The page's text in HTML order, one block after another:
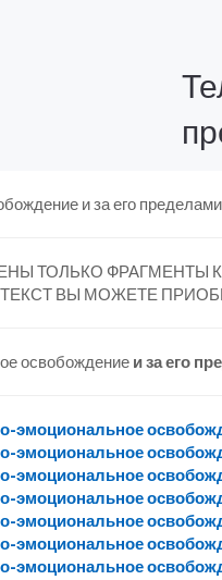
и за его
ТОЛЬКО ФРАГМЕНТЫ
ВЫ МОЖЕТЕ
освобождениеи за его
эмоциональное
эмоциональное
эмоциональное
эмоциональное
эмоциональное
эмоциональное
эмоциональное